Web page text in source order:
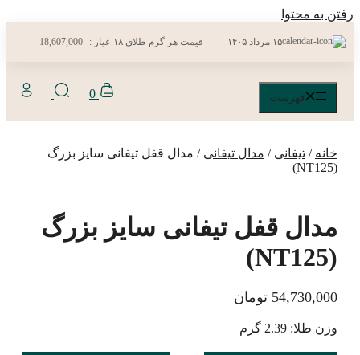
رفتن به محتوا
۱۵ مرداد ۱۴۰۵ قیمت هر گرم طلای ۱۸ عیار : 18,607,000
0 فهرست
خانه / تیفانی / مدال تیفانی / مدال قفل تیفانی سایز بزرگ
(NT125)
مدال قفل تیفانی سایز بزرگ
(NT125)
54,730,000 تومان
وزن طلا: 2.39 گرم